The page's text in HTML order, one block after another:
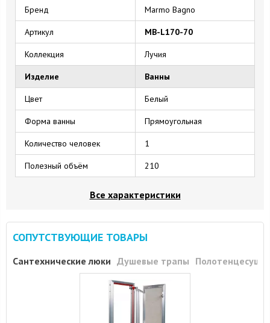
Бренд Marmo Bagno
Артикул MB-L170-70
Коллекция Лучия
Изделие Ванны
Цвет Белый
Форма ванны Прямоугольная
Количество человек 1
Полезный объём 210
Все характеристики
СОПУТСТВУЮЩИЕ ТОВАРЫ
Сантехнические люки Душевые трапы